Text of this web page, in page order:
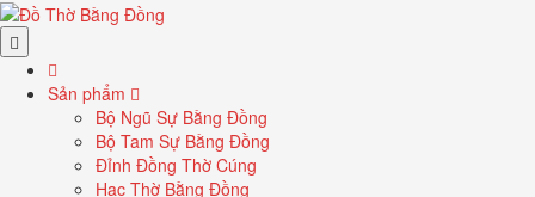
Sản phẩm
Bộ Ngũ Sự Bằng Đồng
Bộ Tam Sự Bằng Đồng
Đỉnh Đồng Thờ Cúng
Hạc Thờ Bằng Đồng